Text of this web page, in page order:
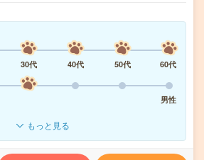
30代 40代 50代
60代
男性
もっと見る